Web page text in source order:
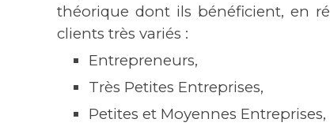
théorique dont ils bénéficient, en
clients très variés :
Entrepreneurs,
Très Petites Entreprises,
Petites et Moyennes Entreprises,